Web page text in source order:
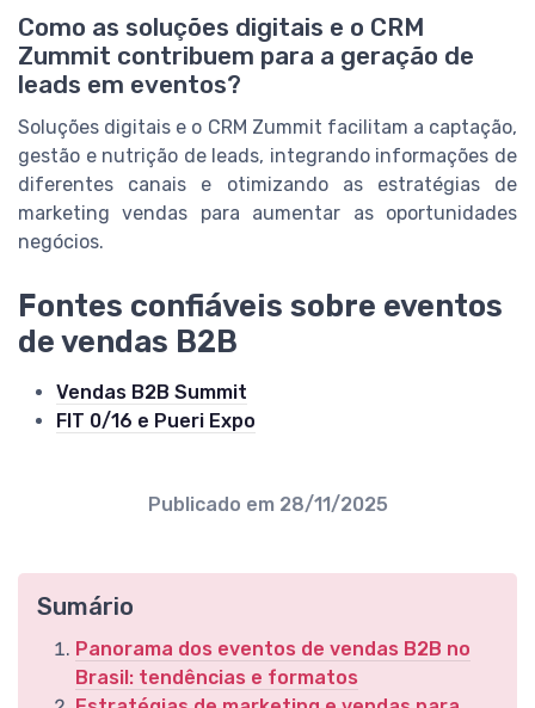
Como as soluções digitais e o CRM
Zummit contribuem para a geração de
leads em eventos?
Soluções digitais e o CRM Zummit facilitam a captação,
gestão e nutrição de leads, integrando informações de
diferentes canais e otimizando as estratégias de
marketing vendas para aumentar as oportunidades
negócios.
Fontes confiáveis sobre eventos
de vendas B2B
Vendas B2B Summit
FIT 0/16 e Pueri Expo
Publicado em 28/11/2025
Sumário
Panorama dos eventos de vendas B2B no
Brasil: tendências e formatos